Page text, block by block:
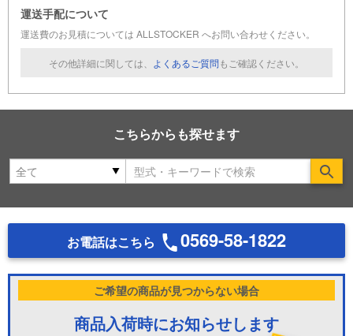
運送手配について
運送費のお見積については ALLSTOCKER へお問い合わせください。
その他詳細に関しては、 よくあるご質問もご確認ください。
こちらからも探せます
お電話はこちら 0569-58-1822
ご希望の商品が見つからない場合
商品入荷時にお知らせします